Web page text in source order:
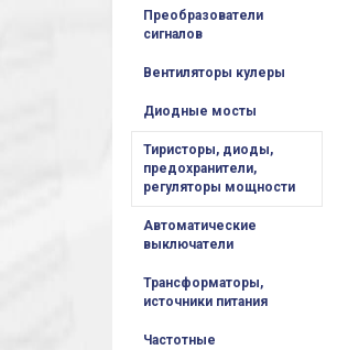
Преобразователи
сигналов
Вентиляторы кулеры
Диодные мосты
Тиристоры, диоды,
предохранители,
регуляторы мощности
Автоматические
выключатели
Трансформаторы,
источники питания
Частотные